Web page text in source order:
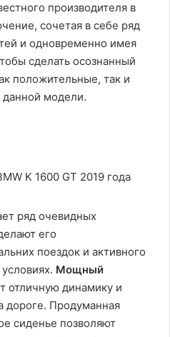
производителя в
сочетая в себе ряд
и одновременно имея
сделать осознанный
положительные, так и
данной модели.
ряд очевидных
его
поездок и активного
Мощный
отличную динамику и
дороге. Продуманная
сиденье позволяют